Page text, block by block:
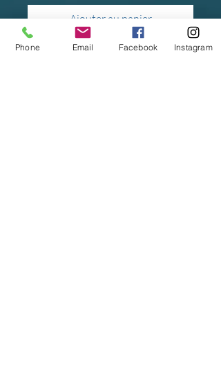
Ajouter au panier
12 contes à méditer
Phone Email Facebook Instagram